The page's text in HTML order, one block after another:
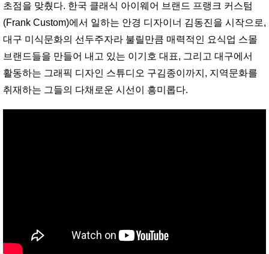
초점을 맞췄다. 한국 클래식 아이웨어 브랜드 프랭크 커스텀
(Frank Custom)에서 일하는 안경 디자이너 김동진을 시작으로,
대구 미식문화의 선두주자라 불릴만큼 매력적인 요식업 스몰
브랜드들을 만들어 내고 있는 이기호 대표, 그리고 대구에서
활동하는 그래픽 디자인 스튜디오 구김종이까지, 지역문화를
취재하는 그들의 다채로운 시선이 흥미롭다.